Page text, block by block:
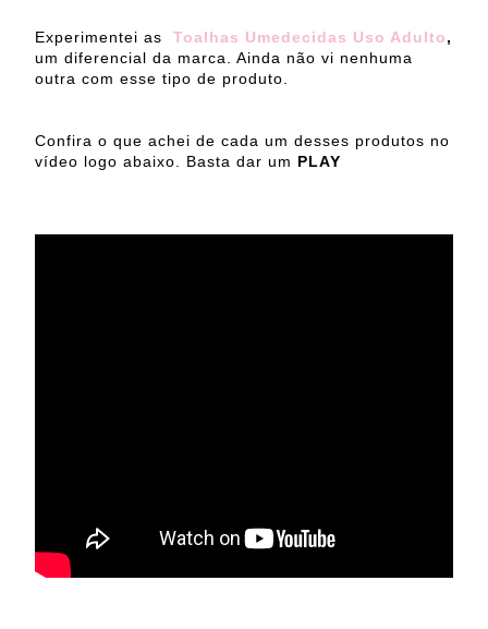
Experimentei as Toalhas Umedecidas Uso Adulto,
um diferencial da marca. Ainda não vi nenhuma
outra com esse tipo de produto.
Confira o que achei de cada um desses produtos no
vídeo logo abaixo. Basta dar um PLAY